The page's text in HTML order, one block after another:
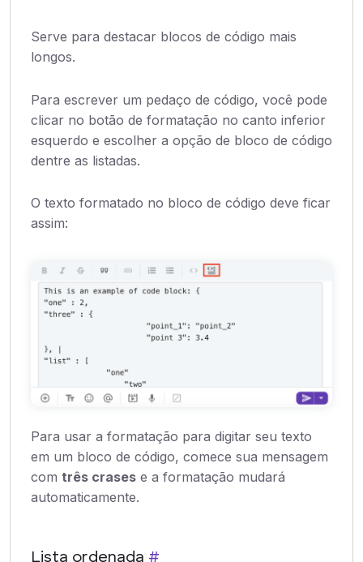
Serve para destacar blocos de código mais
longos.
Para escrever um pedaço de código, você pode
clicar no botão de formatação no canto inferior
esquerdo e escolher a opção de bloco de código
dentre as listadas.
O texto formatado no bloco de código deve ficar
assim:
Para usar a formatação para digitar seu texto
em um bloco de código, comece sua mensagem
com três crases e a formatação mudará
automaticamente.
Lista ordenada #